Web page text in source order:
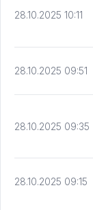
28.10.2025 10:11
28.10.2025 09:51
28.10.2025 09:35
28.10.2025 09:15